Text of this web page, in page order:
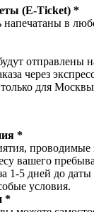
(E-Ticket) *
в
отправлены
через
для
*
проводимые
вашего
1-5 дней до
условия.
*